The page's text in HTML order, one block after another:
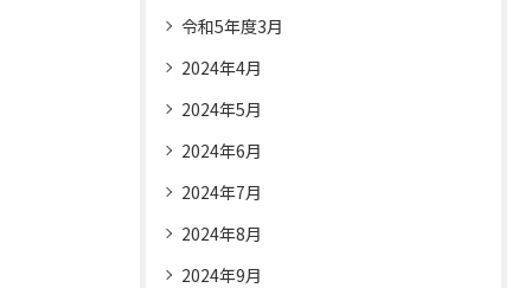
令和5年度3月
2024年4月
2024年5月
2024年6月
2024年7月
2024年8月
2024年9月